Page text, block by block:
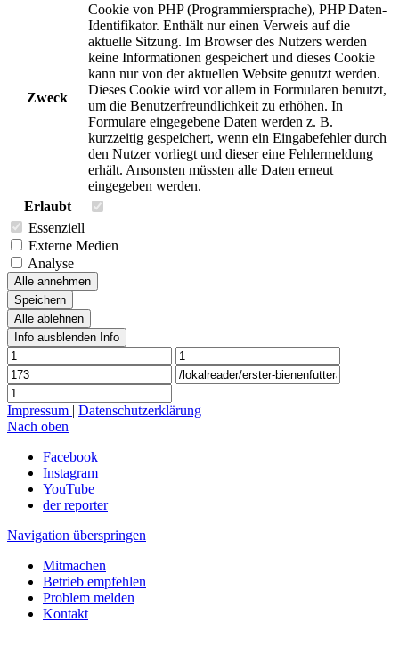
Zweck
Cookie von PHP (Programmiersprache), PHP Daten-
Identifikator. Enthält nur einen Verweis auf die
aktuelle Sitzung. Im Browser des Nutzers werden
keine Informationen gespeichert und dieses Cookie
kann nur von der aktuellen Website genutzt werden.
Dieses Cookie wird vor allem in Formularen benutzt,
um die Benutzerfreundlichkeit zu erhöhen. In
Formulare eingegebene Daten werden z. B.
kurzzeitig gespeichert, wenn ein Eingabefehler durch
den Nutzer vorliegt und dieser eine Fehlermeldung
erhält. Ansonsten müssten alle Daten erneut
eingegeben werden.
Erlaubt
Essenziell
Externe Medien
Analyse
Alle annehmen
Speichern
Alle ablehnen
Info ausblenden Info
Impressum | Datenschutzerklärung
Nach oben
Facebook
Instagram
YouTube
der reporter
Navigation überspringen
Mitmachen
Betrieb empfehlen
Problem melden
Kontakt